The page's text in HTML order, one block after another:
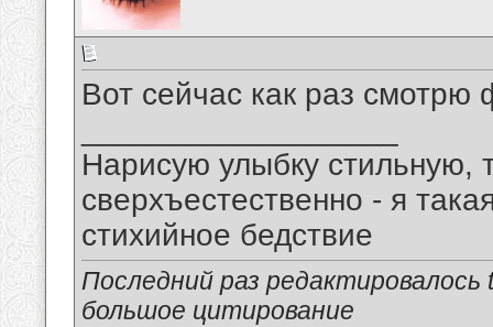
Вот сейчас как раз
Нарисую улыбку стильную,
сверхъестественно - я
стихийное бедствие
Последний раз
большое цитирование